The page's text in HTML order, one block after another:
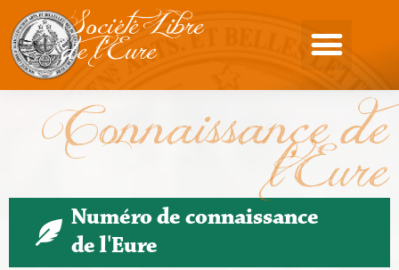
Société Libre
de l'Eure
Connaissance de
l'Eure
Numéro de connaissance
de l'Eure